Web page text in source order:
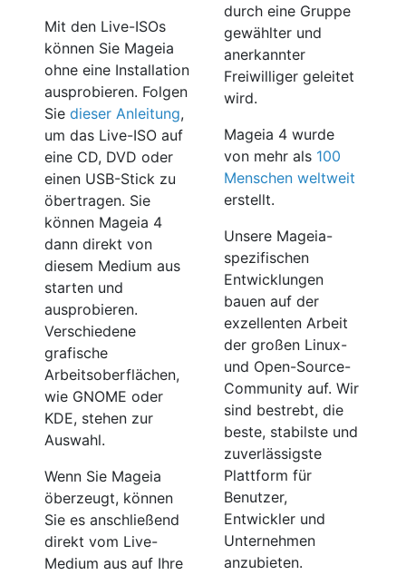
Mit den Live-ISOs
können Sie Mageia
ohne eine Installation
ausprobieren. Folgen
Sie dieser Anleitung,
um das Live-ISO auf
eine CD, DVD oder
einen USB-Stick zu
öbertragen. Sie
können Mageia 4
dann direkt von
diesem Medium aus
starten und
ausprobieren.
Verschiedene
grafische
Arbeitsoberflächen,
wie GNOME oder
KDE, stehen zur
Auswahl.
Wenn Sie Mageia
öberzeugt, können
Sie es anschließend
direkt vom Live-
Medium aus auf Ihre
durch eine Gruppe
gewählter und
anerkannter
Freiwilliger geleitet
wird.
Mageia 4 wurde
von mehr als 100
Menschen weltweit
erstellt.
Unsere Mageia-
spezifischen
Entwicklungen
bauen auf der
exzellenten Arbeit
der großen Linux-
und Open-Source-
Community auf. Wir
sind bestrebt, die
beste, stabilste und
zuverlässigste
Plattform für
Benutzer,
Entwickler und
Unternehmen
anzubieten.